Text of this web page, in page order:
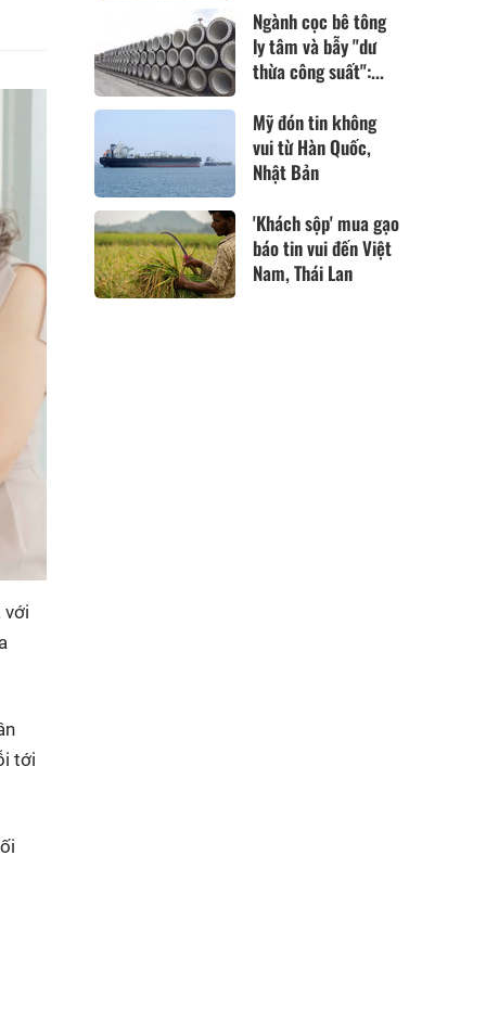
với
tới
Ngành cọc bê tông
ly tâm và bẫy "dư
thừa công suất":...
Mỹ đón tin không
vui từ Hàn Quốc,
Nhật Bản
'Khách sộp' mua gạo
báo tin vui đến Việt
Nam, Thái Lan